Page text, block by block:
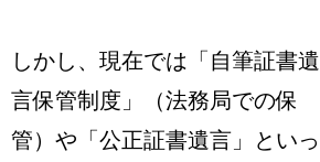
しかし、現在では「自筆証書遺
言保管制度」（法務局での保
管）や「公正証書遺言」といっ